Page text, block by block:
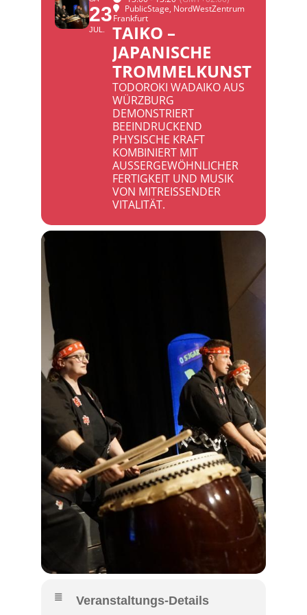
23
JUL.
PublicStage, NordWestZentrum
Frankfurt
TAIKO –
JAPANISCHE
TROMMELKUNST
TODOROKI WADAIKO AUS
WÜRZBURG
DEMONSTRIERT
BEEINDRUCKEND
PHYSISCHE KRAFT
KOMBINIERT MIT
AUSSERGEWÖHNLICHER F
ERTIGKEIT UND MUSIK V
ON MITREISSENDER VI
TALITÄT.
Veranstaltungs-Details